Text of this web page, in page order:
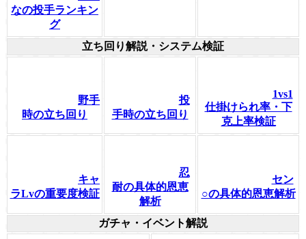
なの投手ランキン
グ
立ち回り解説・システム検証
野手
時の立ち回り
投
手時の立ち回り
1vs1
仕掛けられ率・下
克上率検証
キャ
ラLvの重要度検証
忍
耐の具体的恩恵
解析
セン
○の具体的恩恵解析
ガチャ・イベント解説